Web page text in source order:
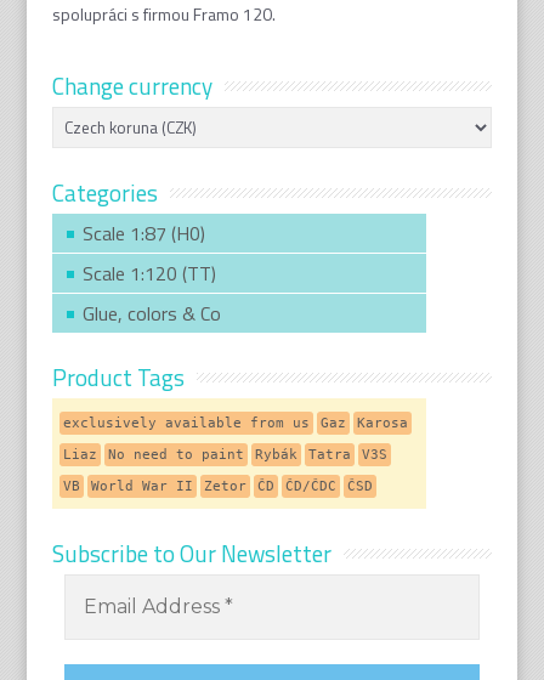
spolupráci s firmou Framo 120.
Change currency
Categories
Scale 1:87 (H0)
Scale 1:120 (TT)
Glue, colors & Co
Product Tags
exclusively available from us Gaz
Karosa
Liaz
No need to paint Rybák Tatra
V3S
VB
World War II Zetor ČD ČD/ČDC ČSD
Subscribe to Our Newsletter